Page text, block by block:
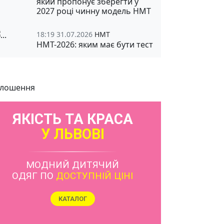
2027 році чинну модель НМТ
18:19 31.07.2026 НМТ
НМТ-2026: яким має бути тест